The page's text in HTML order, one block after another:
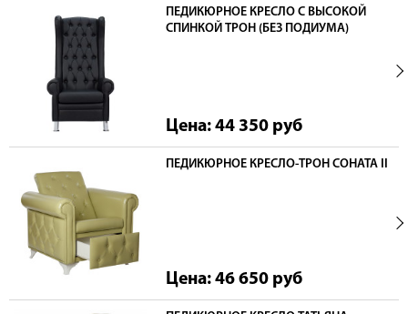
ПЕДИКЮРНОЕ КРЕСЛО С ВЫСОКОЙ
СПИНКОЙ ТРОН (БЕЗ ПОДИУМА)
Цена: 44 350 руб
ПЕДИКЮРНОЕ КРЕСЛО-ТРОН СОНАТА II
Цена: 46 650 руб